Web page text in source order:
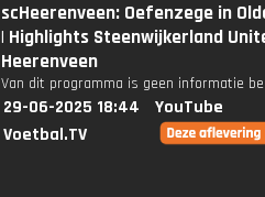
scHeerenveen: Oefenzege in
| Highlights Steenwijkerland
Heerenveen
Van dit programma is geen informatie
29-06-2025 18:44
YouTube
Voetbal.TV